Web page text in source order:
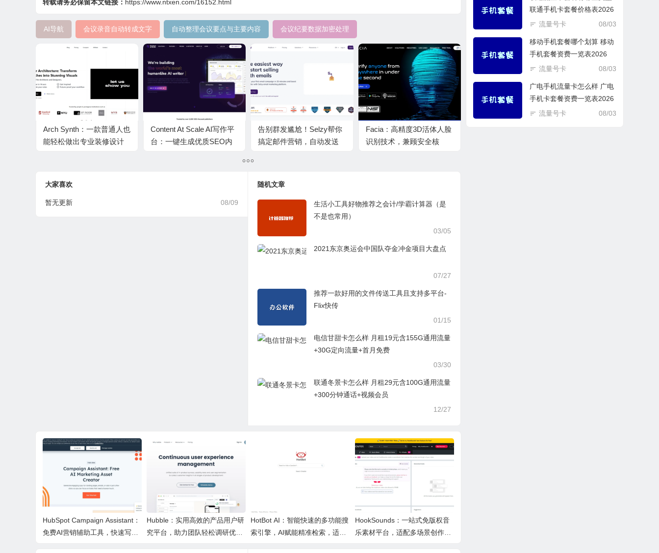
转载请务必保留本文链接： https://www.ntxen.com/16152.html
AI导航 会议录音自动转成文字 自动整理会议要点与主要内容 会议纪要数据加密处理
Arch Synth：一款普通人也
能轻松做出专业装修设计
Content At Scale AI写作平
台：一键生成优质SEO内
告别群发尴尬！Selzy帮你
搞定邮件营销，自动发送
Facia：高精度3D活体人脸
识别技术，兼顾安全核
大家喜欢
08/09
暂无更新
随机文章
生活小工具好物推荐之会计/学霸计算器（是
不是也常用）
03/05
2021东京奥运会中国队夺金冲金项目大盘点
07/27
推荐一款好用的文件传送工具且支持多平台-
Flix快传
01/15
电信甘甜卡怎么样 月租19元含155G通用流量
+30G定向流量+首月免费
03/30
联通冬景卡怎么样 月租29元含100G通用流量
+300分钟通话+视频会员
12/27
HubSpot Campaign Assistant：
免费AI营销辅助工具，快速写文
Hubble：实用高效的产品用户研
究平台，助力团队轻松调研优化
HotBot AI：智能快速的多功能搜
索引擎，AI赋能精准检索，适配
HookSounds：一站式免版权音
乐素材平台，适配多场景创作省
联通手机卡套餐价格表2026
08/03
流量号卡
移动手机套餐哪个划算 移动
手机套餐资费一览表2026
08/03
流量号卡
广电手机流量卡怎么样 广电
手机卡套餐资费一览表2026
08/03
流量号卡